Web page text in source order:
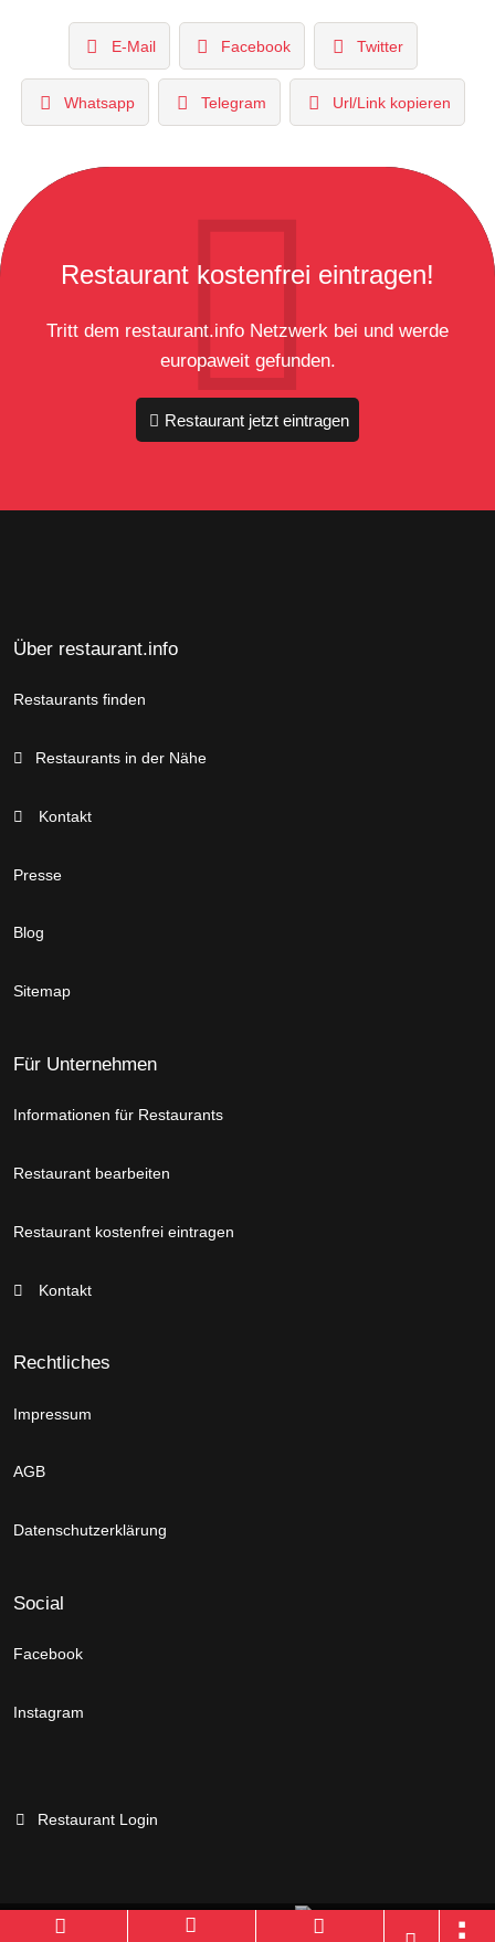
E-Mail Facebook Twitter
Whatsapp Telegram Url/Link kopieren
Restaurant kostenfrei eintragen!
Tritt dem restaurant.info Netzwerk bei und werde
europaweit gefunden.
Restaurant jetzt eintragen
Über restaurant.info
Restaurants finden
Restaurants in der Nähe
Kontakt
Presse
Blog
Sitemap
Für Unternehmen
Informationen für Restaurants
Restaurant bearbeiten
Restaurant kostenfrei eintragen
Kontakt
Rechtliches
Impressum
AGB
Datenschutzerklärung
Social
Facebook
Instagram
Restaurant Login
Branchenportal Software made in Germany